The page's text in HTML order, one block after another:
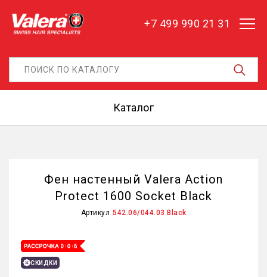
+7 499 990 21 31
Каталог
Фен настенный Valera Action
Protect 1600 Socket Black
Артикул 542.06/044.03 Black
СКИДКИ